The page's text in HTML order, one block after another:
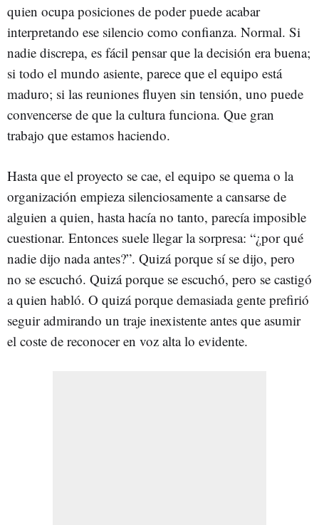
quien ocupa posiciones de poder puede acabar
interpretando ese silencio como confianza. Normal. Si
nadie discrepa, es fácil pensar que la decisión era buena;
si todo el mundo asiente, parece que el equipo está
maduro; si las reuniones fluyen sin tensión, uno puede
convencerse de que la cultura funciona. Que gran
trabajo que estamos haciendo.
Hasta que el proyecto se cae, el equipo se quema o la
organización empieza silenciosamente a cansarse de
alguien a quien, hasta hacía no tanto, parecía imposible
cuestionar. Entonces suele llegar la sorpresa: “¿por qué
nadie dijo nada antes?”. Quizá porque sí se dijo, pero
no se escuchó. Quizá porque se escuchó, pero se castigó
a quien habló. O quizá porque demasiada gente prefirió
seguir admirando un traje inexistente antes que asumir
el coste de reconocer en voz alta lo evidente.